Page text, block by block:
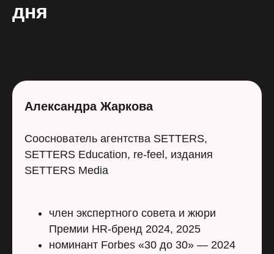
дня
Александра Жаркова
Сооснователь агентства SETTERS,
SETTERS Education, re-feel, издания
SETTERS Media
член экспертного совета и жюри
Премии HR-бренд 2024, 2025
номинант Forbes «30 до 30» — 2024